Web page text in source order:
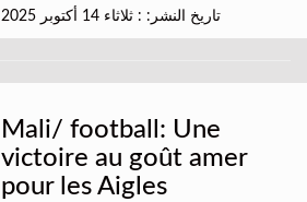
تاريخ النشر: : ثلاثاء 14 أكتوبر 2025
Mali/ football: Une
victoire au goût amer
pour les Aigles